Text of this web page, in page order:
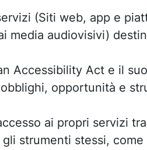
(Siti web, app e
media audiovisivi)
Accessibility Act e il
opportunità e
ai propri servizi
strumenti stessi, come